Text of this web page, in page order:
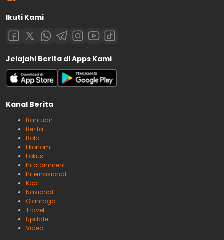
Ikuti Kami
Jelajahi Berita di Apps Kami
Kanal Berita
Bantuan
Berita
Bola
Ekonomi
Fokus
Infotainment
Internasional
Kopi
Nasional
Olahraga
Travel
Update
Video